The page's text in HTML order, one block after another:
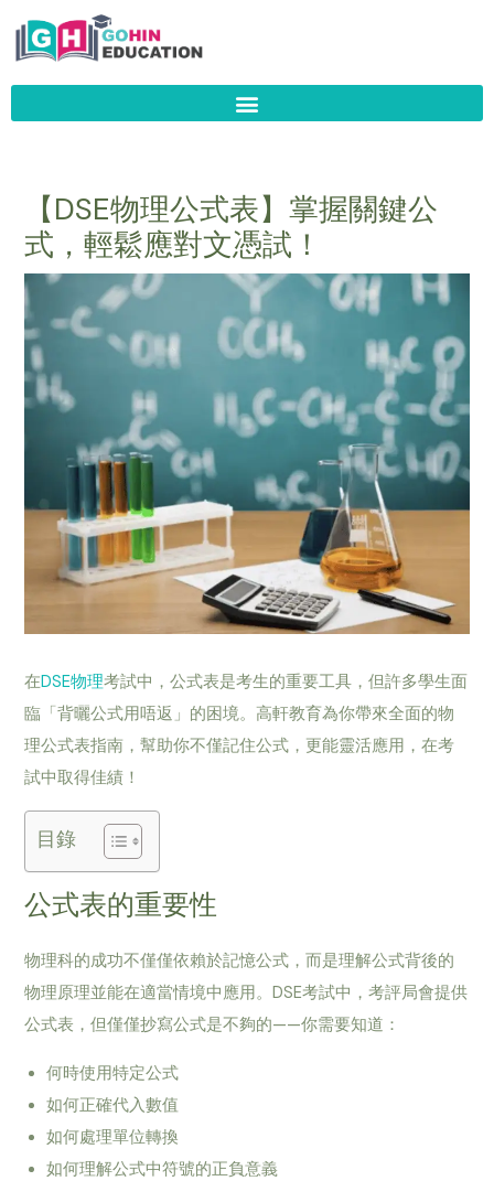
Skip
【DSE物理公式表】掌握關鍵公
式，輕鬆應對文憑試！
在DSE物理考試中，公式表是考生的重要工具，但許多學生面
臨「背曬公式用唔返」的困境。高軒教育為你帶來全面的物
理公式表指南，幫助你不僅記住公式，更能靈活應用，在考
試中取得佳績！
目錄
公式表的重要性
物理科的成功不僅僅依賴於記憶公式，而是理解公式背後的
物理原理並能在適當情境中應用。DSE考試中，考評局會提供
公式表，但僅僅抄寫公式是不夠的——你需要知道：
何時使用特定公式
如何正確代入數值
如何處理單位轉換
如何理解公式中符號的正負意義